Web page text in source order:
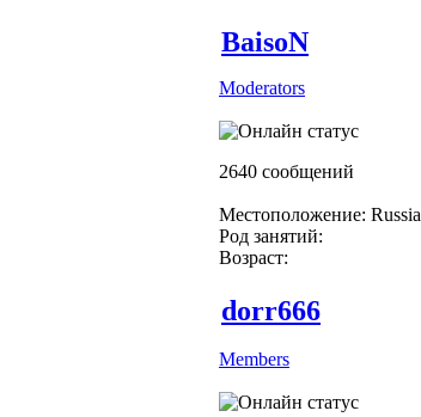
BaisoN
Moderators
2640 сообщений
Местоположение: Russia
Род занятий:
Возраст:
dorr666
Members